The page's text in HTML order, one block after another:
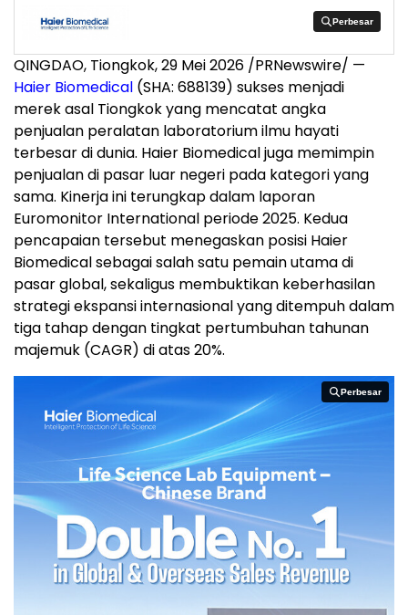
Perbesar
Perbesar
QINGDAO, Tiongkok, 29 Mei 2026 /PRNewswire/ —
Haier Biomedical (SHA: 688139) sukses menjadi
merek asal Tiongkok yang mencatat angka
penjualan peralatan laboratorium ilmu hayati
terbesar di dunia. Haier Biomedical juga memimpin
penjualan di pasar luar negeri pada kategori yang
sama. Kinerja ini terungkap dalam laporan
Euromonitor International periode 2025. Kedua
pencapaian tersebut menegaskan posisi Haier
Biomedical sebagai salah satu pemain utama di
pasar global, sekaligus membuktikan keberhasilan
strategi ekspansi internasional yang ditempuh dalam
tiga tahap dengan tingkat pertumbuhan tahunan
majemuk (CAGR) di atas 20%.
Perbesar
Perbesar